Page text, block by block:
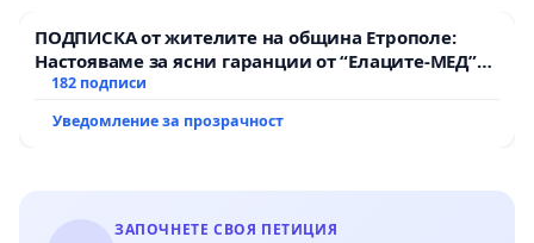
ПОДПИСКА от жителите на община Етрополе:
Настояваме за ясни гаранции от “Елаците-МЕД”
АД и от държавата, че ще се изпълнят всички
182 подписи
Уведомление за прозрачност
ЗАПОЧНЕТЕ СВОЯ ПЕТИЦИЯ